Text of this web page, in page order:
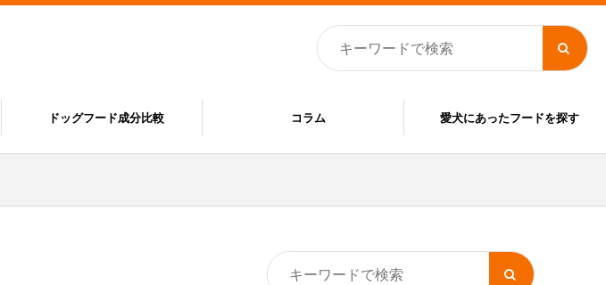
ドッグフード成分比較 コラム 愛犬にあったフードを探す